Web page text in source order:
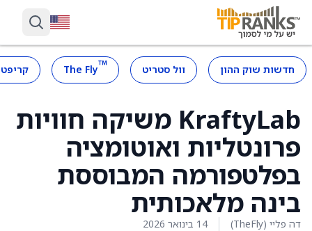
חדשות שוק ההון וול סטריט ™
The Fly
KraftyLab משיקה חוויות
פרונטליות ואוטומציה
בפלטפורמה המבוססת
בינה מלאכותית
דה פליי (TheFly) 14 בינואר 2026